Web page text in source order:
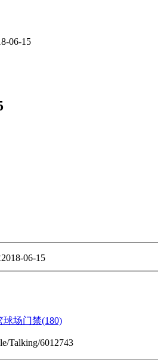
06-15
06-15
场门禁(180)
Talking/6012743